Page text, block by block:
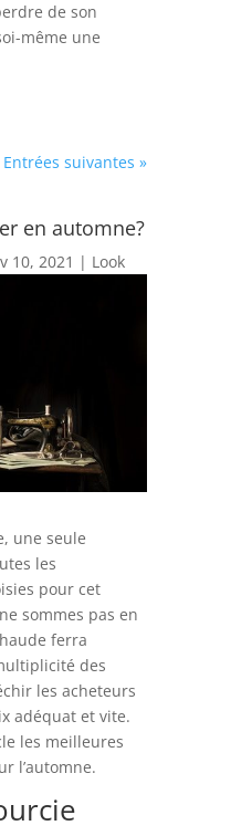
de son
même une
Entrées suivantes »
en automne?
10, 2021 | Look
une seule
les
pour cet
sommes pas en
ferra
des
les acheteurs
adéquat et vite.
les meilleures
l’automne.